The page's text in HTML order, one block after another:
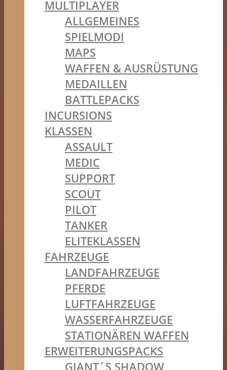
MULTIPLAYER
ALLGEMEINES
SPIELMODI
MAPS
WAFFEN & AUSRÜSTUNG
MEDAILLEN
BATTLEPACKS
INCURSIONS
KLASSEN
ASSAULT
MEDIC
SUPPORT
SCOUT
PILOT
TANKER
ELITEKLASSEN
FAHRZEUGE
LANDFAHRZEUGE
PFERDE
LUFTFAHRZEUGE
WASSERFAHRZEUGE
STATIONÄREN WAFFEN
ERWEITERUNGSPACKS